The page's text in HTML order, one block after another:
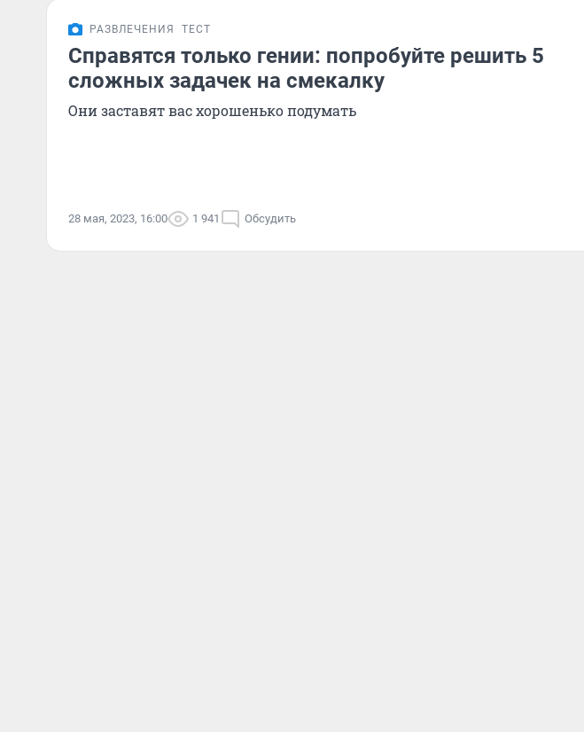
РАЗВЛЕЧЕНИЯ ТЕСТ
Справятся только гении: попробуйте решить 5
сложных задачек на смекалку
Они заставят вас хорошенько подумать
28 мая, 2023, 16:00 1 941 Обсудить